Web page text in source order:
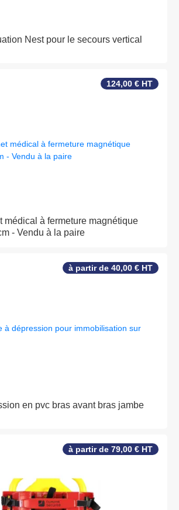
Nest pour le secours vertical
124,00 € HT
médical à fermeture magnétique
- Vendu à la paire
à partir de 40,00 € HT
en pvc bras avant bras jambe
à partir de 79,00 € HT